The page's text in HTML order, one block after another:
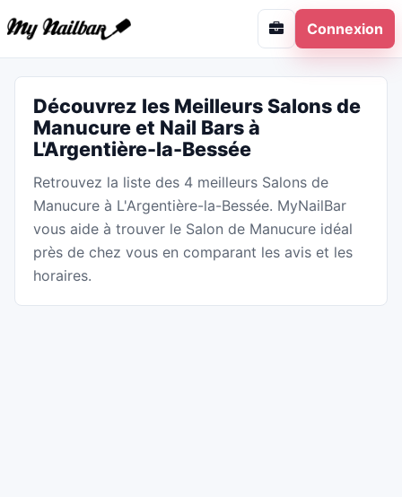
Connexion
Découvrez les Meilleurs Salons de
Manucure et Nail Bars à
L'Argentière-la-Bessée
Retrouvez la liste des 4 meilleurs Salons de
Manucure à L'Argentière-la-Bessée. MyNailBar
vous aide à trouver le Salon de Manucure idéal
près de chez vous en comparant les avis et les
horaires.